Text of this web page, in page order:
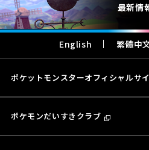
最新情
English 繁體中
ポケットモンスターオフィシャルサ
ポケモンだいすきクラブ